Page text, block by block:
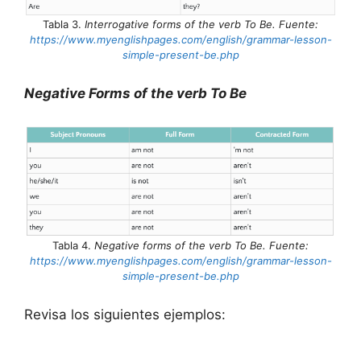
Tabla 3. Interrogative forms of the verb To Be. Fuente:
https://www.myenglishpages.com/english/grammar-lesson-
simple-present-be.php
Negative Forms of the verb To Be
Tabla 4. Negative forms of the verb To Be. Fuente:
https://www.myenglishpages.com/english/grammar-lesson-
simple-present-be.php
Revisa los siguientes ejemplos: